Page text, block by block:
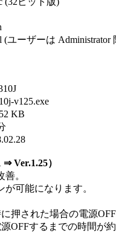
(ユーザーは Administrator
v125.exe
KB
Ver.1.25）
。
可能になります。
押された場合の電源
OFFするまでの時間が約